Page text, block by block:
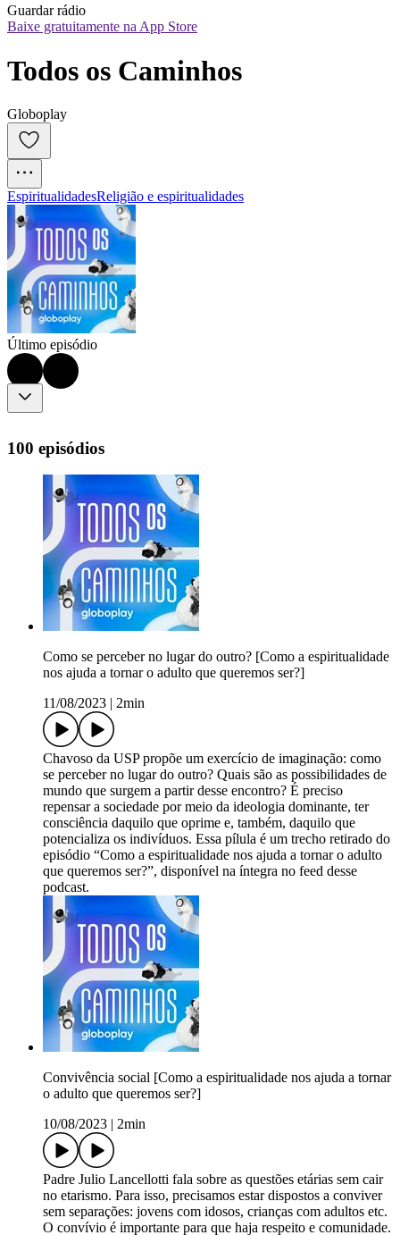
Guardar rádio
Baixe gratuitamente na App Store
Todos os Caminhos
Globoplay
EspiritualidadesReligião e espiritualidades
Último episódio
100 episódios
Como se perceber no lugar do outro? [Como a espiritualidade
nos ajuda a tornar o adulto que queremos ser?]
11/08/2023
2min
Chavoso da USP propõe um exercício de imaginação: como
se perceber no lugar do outro? Quais são as possibilidades de
mundo que surgem a partir desse encontro? É preciso
repensar a sociedade por meio da ideologia dominante, ter
consciência daquilo que oprime e, também, daquilo que
potencializa os indivíduos. Essa pílula é um trecho retirado do
episódio “Como a espiritualidade nos ajuda a tornar o adulto
que queremos ser?”, disponível na íntegra no feed desse
podcast.
Convivência social [Como a espiritualidade nos ajuda a tornar
o adulto que queremos ser?]
10/08/2023
2min
Padre Julio Lancellotti fala sobre as questões etárias sem cair
no etarismo. Para isso, precisamos estar dispostos a conviver
sem separações: jovens com idosos, crianças com adultos etc.
O convívio é importante para que haja respeito e comunidade.